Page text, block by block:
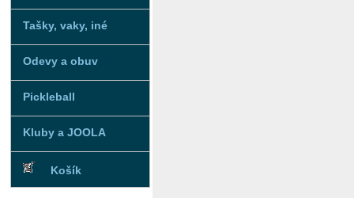
Tašky, vaky, iné
Odevy a obuv
Pickleball
Kluby a JOOLA
Košík